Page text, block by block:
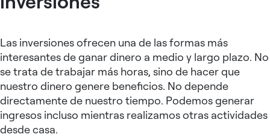
Las inversiones ofrecen una de las formas más
interesantes de ganar dinero a medio y largo plazo. No
se trata de trabajar más horas, sino de hacer que
nuestro dinero genere beneficios. No depende
directamente de nuestro tiempo. Podemos generar
ingresos incluso mientras realizamos otras actividades
desde casa.